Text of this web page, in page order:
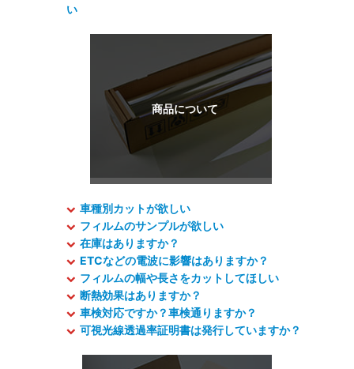
い
車種別カットが欲しい
フィルムのサンプルが欲しい
在庫はありますか？
ETCなどの電波に影響はありますか？
フィルムの幅や長さをカットしてほしい
断熱効果はありますか？
車検対応ですか？車検通りますか？
可視光線透過率証明書は発行していますか？